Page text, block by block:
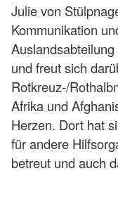
Julie von
Kommunikation
und freut sich
Rotkreuz-/
Afrika und
Herzen. Dort hat
für andere
betreut und auch